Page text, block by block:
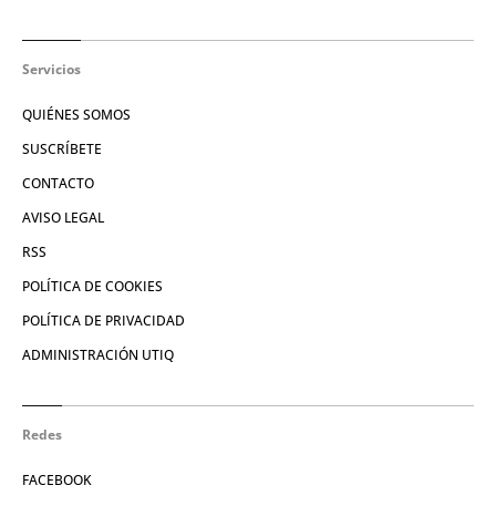
Servicios
QUIÉNES SOMOS
SUSCRÍBETE
CONTACTO
AVISO LEGAL
RSS
POLÍTICA DE COOKIES
POLÍTICA DE PRIVACIDAD
ADMINISTRACIÓN UTIQ
Redes
FACEBOOK